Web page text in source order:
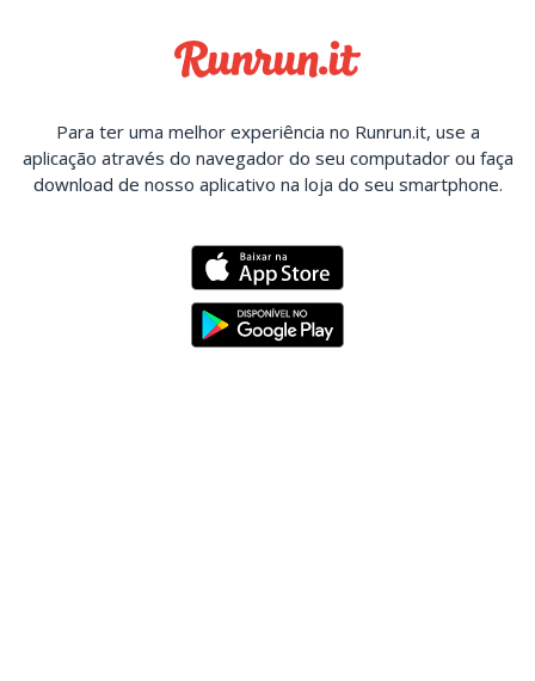
Para ter uma melhor experiência no Runrun.it, use a
aplicação através do navegador do seu computador ou faça
download de nosso aplicativo na loja do seu smartphone.